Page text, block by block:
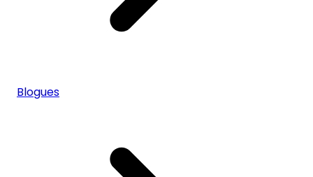
Blogues